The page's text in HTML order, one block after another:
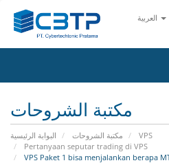
مكتبة الشروحات
البوابة الرئيسية مكتبة الشروحات
VPS
Pertanyaan seputar trading di VPS
VPS Paket 1 bisa menjalankan berapa